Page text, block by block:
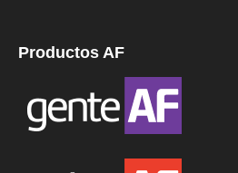
Productos AF